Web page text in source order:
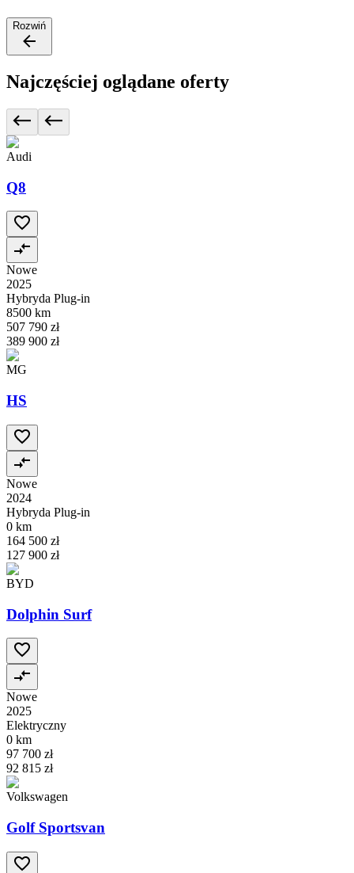
Rozwiń
Najczęściej oglądane oferty
Audi
Q8
Nowe
2025
Hybryda Plug-in
8500 km
507 790 zł
389 900 zł
MG
HS
Nowe
2024
Hybryda Plug-in
0 km
164 500 zł
127 900 zł
BYD
Dolphin Surf
Nowe
2025
Elektryczny
0 km
97 700 zł
92 815 zł
Volkswagen
Golf Sportsvan